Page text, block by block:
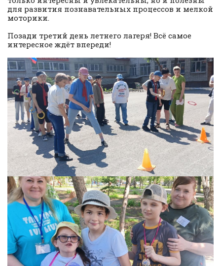
для развития познавательных процессов и мелкой
моторики.
Позади третий день летнего лагеря! Всё самое
интересное ждёт впереди!